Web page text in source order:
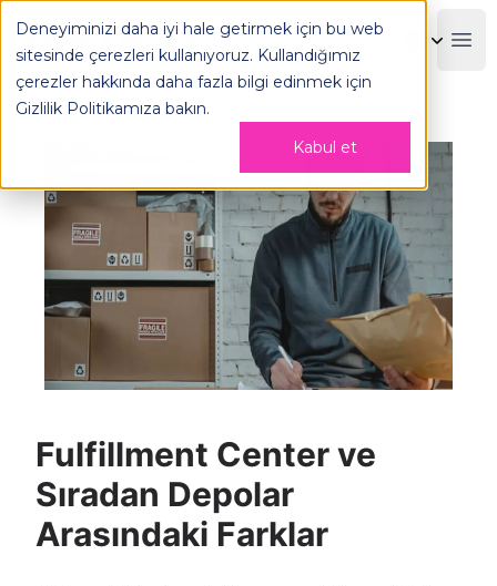
Deneyiminizi daha iyi hale getirmek için bu web
sitesinde çerezleri kullanıyoruz. Kullandığımız
çerezler hakkında daha fazla bilgi edinmek için
Gizlilik Politikamıza bakın.
Kabul et
OPLOG
Fulfillment Center ve
Sıradan Depolar
Arasındaki Farklar